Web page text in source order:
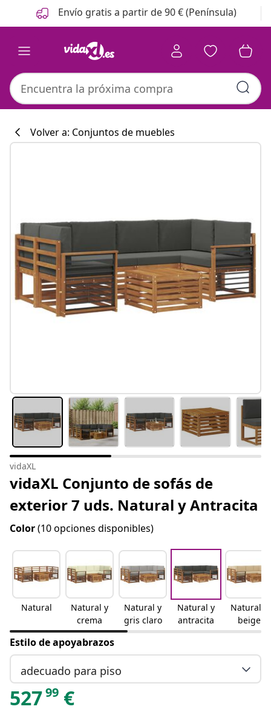
Anterior
Siguiente Envío gratis a partir de 90 € (Península)
#sharemevidaxl
Volver a: Conjuntos de muebles
vidaXL
vidaXL Conjunto de sofás de
exterior 7 uds. Natural y Antracita
Color(10 opciones disponibles)
Natural
Natural y
crema
Natural y
gris claro
Natural y
antracita
Natural y
beige
Estilo de apoyabrazos
adecuado para piso
52799 €